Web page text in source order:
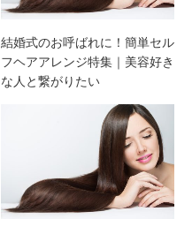
結婚式のお呼ばれに！簡単セル
フヘアアレンジ特集｜美容好き
な人と繋がりたい